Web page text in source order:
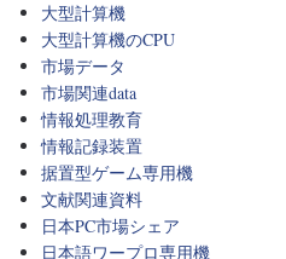
大型計算機
大型計算機のCPU
市場データ
市場関連data
情報処理教育
情報記録装置
据置型ゲーム専用機
文献関連資料
日本PC市場シェア
日本語ワープロ専用機